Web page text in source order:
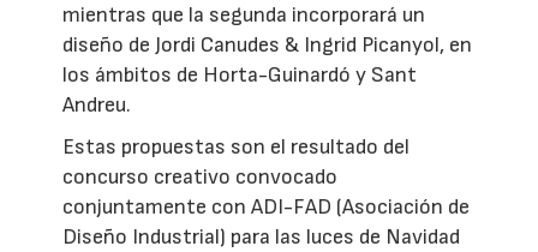
mientras que la segunda incorporará un
diseño de Jordi Canudes & Ingrid Picanyol, en
los ámbitos de Horta-Guinardó y Sant
Andreu.
Estas propuestas son el resultado del
concurso creativo convocado
conjuntamente con ADI-FAD (Asociación de
Diseño Industrial) para las luces de Navidad